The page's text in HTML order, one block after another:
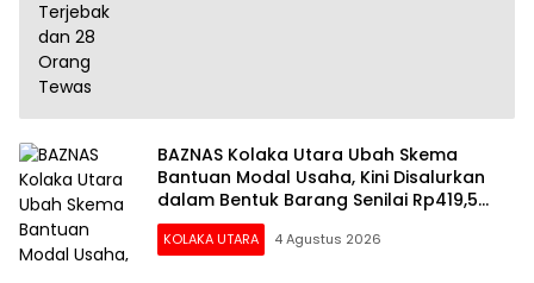
BAZNAS Kolaka Utara Ubah Skema
Bantuan Modal Usaha, Kini Disalurkan
dalam Bentuk Barang Senilai Rp419,5
Juta
KOLAKA UTARA 4 Agustus 2026